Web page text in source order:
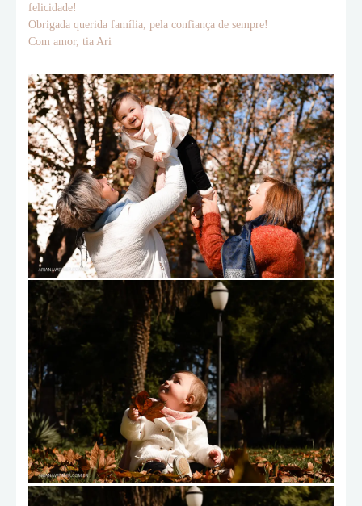
felicidade!
Obrigada querida família, pela confiança de sempre!
Com amor, tia Ari